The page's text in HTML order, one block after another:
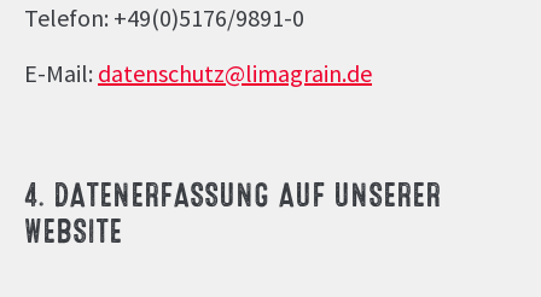
Telefon: +49(0)5176/9891-0
E-Mail: datenschutz@limagrain.de
4. DATENERFASSUNG AUF UNSERER
WEBSITE